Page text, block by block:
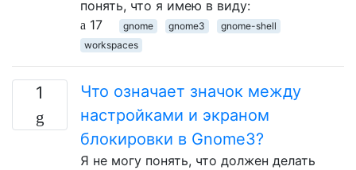
понять, что я имею в виду:
17
gnome gnome3
gnome-shell
workspaces
1
Что означает значок между
настройками и экраном
блокировки в Gnome3?
Я не могу понять, что должен делать